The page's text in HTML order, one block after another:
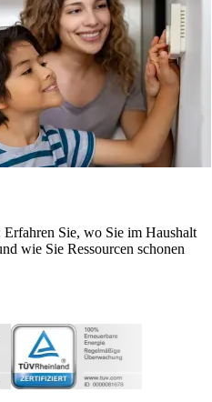
Sie, wo Sie im Haushalt
wie Sie Ressourcen schonen